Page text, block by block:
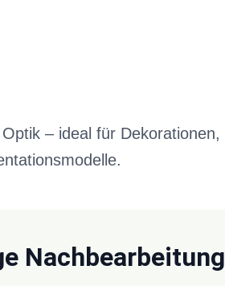
– ideal für Dekorationen,
Nachbearbeitung